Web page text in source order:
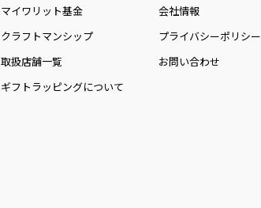
マイワリット基金
クラフトマンシップ
取扱店舗一覧
ギフトラッピングについて
会社情報
プライバシーポリシー
お問い合わせ